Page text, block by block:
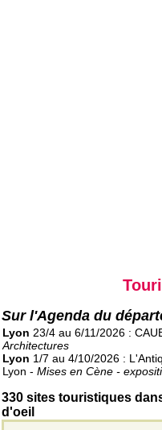
Sur l'Agenda du
Lyon 23/4 au 6/11/2026 :
Architectures
Lyon 1/7 au 4/10/2026 :
Lyon - Mises en Cène -
330 sites touristiques
d'oeil